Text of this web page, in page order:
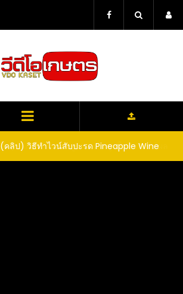
(คลิป) วิธีทำไวน์สับปะรด Pineapple Wine